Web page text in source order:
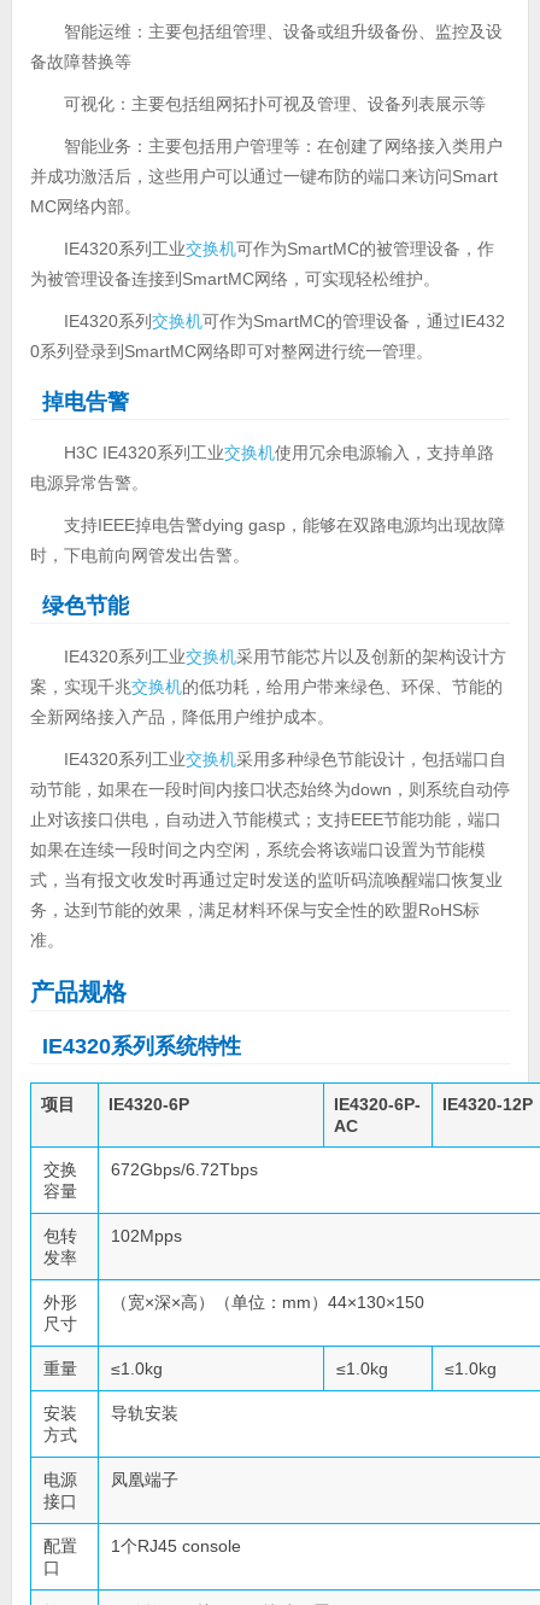
智能运维：主要包括组管理、设备或组升级备份、监控及设
备故障替换等
可视化：主要包括组网拓扑可视及管理、设备列表展示等
智能业务：主要包括用户管理等：在创建了网络接入类用户
并成功激活后，这些用户可以通过一键布防的端口来访问Smart
MC网络内部。
IE4320系列工业交换机可作为SmartMC的被管理设备，作
为被管理设备连接到SmartMC网络，可实现轻松维护。
IE4320系列交换机可作为SmartMC的管理设备，通过IE432
0系列登录到SmartMC网络即可对整网进行统一管理。
掉电告警
H3C IE4320系列工业交换机使用冗余电源输入，支持单路
电源异常告警。
支持IEEE掉电告警dying gasp，能够在双路电源均出现故障
时，下电前向网管发出告警。
绿色节能
IE4320系列工业交换机采用节能芯片以及创新的架构设计方
案，实现千兆交换机的低功耗，给用户带来绿色、环保、节能的
全新网络接入产品，降低用户维护成本。
IE4320系列工业交换机采用多种绿色节能设计，包括端口自
动节能，如果在一段时间内接口状态始终为down，则系统自动停
止对该接口供电，自动进入节能模式；支持EEE节能功能，端口
如果在连续一段时间之内空闲，系统会将该端口设置为节能模
式，当有报文收发时再通过定时发送的监听码流唤醒端口恢复业
务，达到节能的效果，满足材料环保与安全性的欧盟RoHS标
准。
产品规格
IE4320系列系统特性
项目 IE4320-6P
IE4320-6P-
AC
IE4320-12P
交换
容量
672Gbps/6.72Tbps
包转
发率
102Mpps
外形
尺寸
（宽×深×高）（单位：mm）44×130×150
重量 ≤1.0kg ≤1.0kg ≤1.0kg
安装
方式
导轨安装
电源
接口
凤凰端子
配置
口
1个RJ45 console